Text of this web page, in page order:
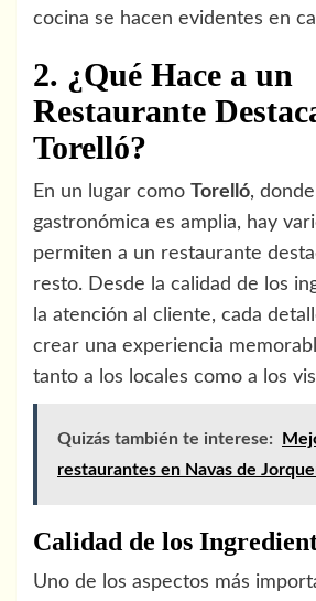
cocina se hacen evidentes en
2. ¿Qué Hace a un
Restaurante
Torelló?
En un lugar como Torelló,
gastronómica es amplia, hay
permiten a un restaurante
resto. Desde la calidad de los
la atención al cliente, cada
crear una experiencia
tanto a los locales como a los
Quizás también te interese:
restaurantes en Navas de
Calidad de los
Uno de los aspectos más